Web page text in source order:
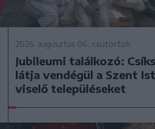
2026. augusztus 06., csütörtök
Jubileumi találkozó:
látja vendégül a Szent
viselő településeket